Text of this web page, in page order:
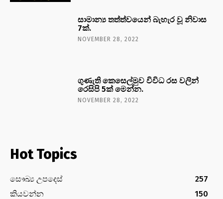
සාමාන්‍ය තත්ත්වයෙන් බැහැර වූ නිවාස
7ක්.
NOVEMBER 28, 2022
ගුණැති කෙසෙල්මුව විවිධ රස වලින්
රෙසිපි 5ක් මෙන්න.
NOVEMBER 28, 2022
Hot Topics
සෞඛ්‍ය උපදෙස්
257
කියවන්න
150